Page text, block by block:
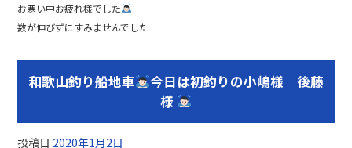
お寒い中お疲れ様でした
数が伸びずにすみませんでした
和歌山釣り船地車
今日は初釣りの小嶋様 後藤
様
投稿日 2020年1月2日